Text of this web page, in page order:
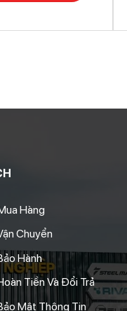
Hàng
Chuyển
Hành
Tiền Và Đổi Trả
Mật Thông Tin